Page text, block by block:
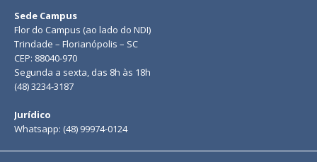
Sede Campus
Flor do Campus (ao lado do NDI)
Trindade – Florianópolis – SC
CEP: 88040-970
Segunda a sexta, das 8h às 18h
(48) 3234-3187
Jurídico
Whatsapp: (48) 99974-0124